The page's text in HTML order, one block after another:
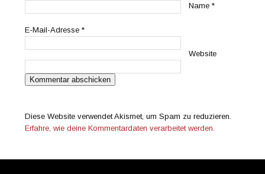
Name*
E-Mail-Adresse*
Website
Diese Website verwendet Akismet, um Spam zu reduzieren.
Erfahre, wie deine Kommentardaten verarbeitet werden.